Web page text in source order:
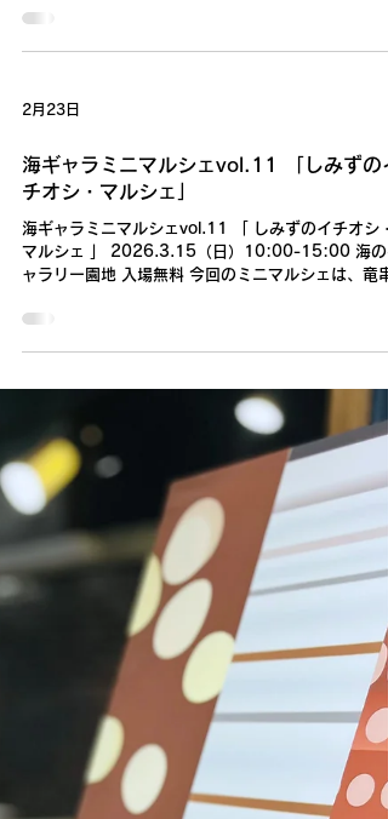
海のギャラリーの建築鑑賞プログラムをつ
海のギャラリーの建築鑑賞プログラムをつくろう！
貝類展示館 海のギャラリー（高知県土佐清水市竜
23 番8 号） 参加無料 定員20名程度 海のギャラリ
一緒に楽しむ鑑賞プログラムづくりに参加してみま
んか？ レクチャーの後、鑑賞を豊かにする「問い」
くりに挑戦。建築や鑑賞に関心ある方ならどなたで
ください（0880-85-0137またはinfo@umi-no-
gallery.jp） ●レクチャー1 安心して参加できる「場
太さん（「視覚障害者とつくる美術鑑賞ワークショ
プ」代表） 建築ビギナーと建築を勉強したり仕事に
ている方、障害のある方とない方など、立場や特性
異なる方が一緒に鑑賞プログラムを楽しむ場とつく
には、どんなアイデアや工夫が考えられるでしょう
か？ また、鑑賞プログラムをより豊かにする「問い
をどのように準備するとよいで
海ギャラミニマルシェvol.11 「しみずの
チオシ・マルシェ」
海ギャラミニマルシェvol.11 「 しみずのイチオシ・
マルシェ 」 2026.3.15（日）10:00-15:00 海の
ャラリー園地 入場無料 今回のミニマルシェは、竜
リアで毎年恒例の「奇岩フェスティバル」と同時開
です。 清水の名店や名品が会する「しみずのイチオ
シ・マルシェ」を開催します。 奇岩フェスティバル
ステージとあわせてお楽しみください！ ＊3月15日
は、海のギャラリーへの入館が無料となります。
●FOODS 下川口家 TAKAOKA MUFFIN ポミエ 焼
みやどり清水店 夢の叶崎ぱん 海辺の谷屋 樹々（き
ぎ） 道の駅めじかの里土佐清水 ●GOODS おがたま
Ogatamaan MEDERU商店 海のギャラリー
●WORKSHOP/DISPLAY スノーピーク土佐清水
SATOUMI 高知県立清水高校のみなさん